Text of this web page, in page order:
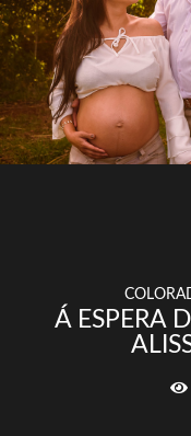
Á ESPERA